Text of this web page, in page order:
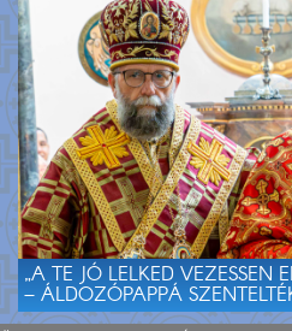
„A TE JÓ LELKED VEZESSEN
– ÁLDOZÓPAPPÁ